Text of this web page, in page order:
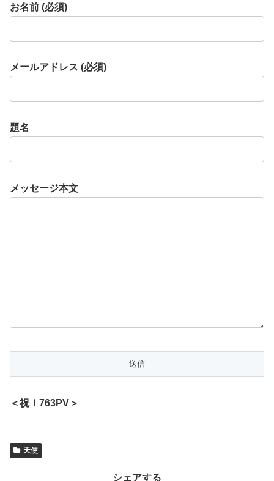
お名前 (必須)
メールアドレス (必須)
題名
メッセージ本文
＜祝！763PV＞
天使
シェアする